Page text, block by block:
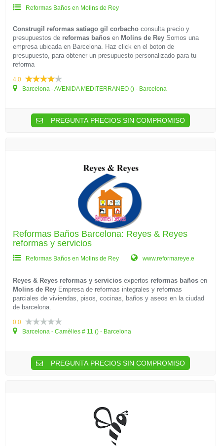
Reformas Baños en Molins de Rey
Construgil reformas satiago gil corbacho consulta precio y
presupuestos de reformas baños en Molins de Rey Somos una
empresa ubicada en Barcelona. Haz click en el boton de
presupuesto, para obtener un presupuesto personalizado para tu
reforma
4.0
Barcelona - AVENIDA MEDITERRANEO () - Barcelona
PREGUNTA PRECIOS SIN COMPROMISO
Reformas Baños Barcelona: Reyes & Reyes
reformas y servicios
Reformas Baños en Molins de Rey www.reformareye.e
Reyes & Reyes reformas y servicios expertos reformas baños en
Molins de Rey Empresa de reformas integrales y reformas
parciales de viviendas, pisos, cocinas, baños y aseos en la ciudad
de barcelona.
0.0
Barcelona - Camèlies # 11 () - Barcelona
PREGUNTA PRECIOS SIN COMPROMISO